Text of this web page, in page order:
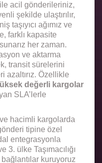
ile acil gönderileriniz,
şekilde ulaştırılır,
taşıyıcı ağımız ve
farklı kapasite
her zaman.
ve aktarma
transit sürelerini
azaltırız. Özellikle
değerli kargolar
SLA’lerle
hacimli kargolarda
tipine özel
entegrasyonla
3. ülke Taşımacılığı
kuruyoruz